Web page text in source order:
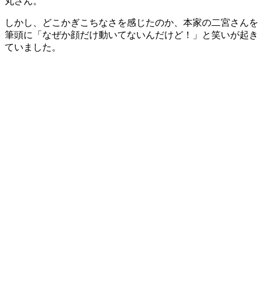
しかし、どこかぎこちなさを感じたのか、本家の二宮さんを
筆頭に「なぜか顔だけ動いてないんだけど！」と笑いが起き
ていました。